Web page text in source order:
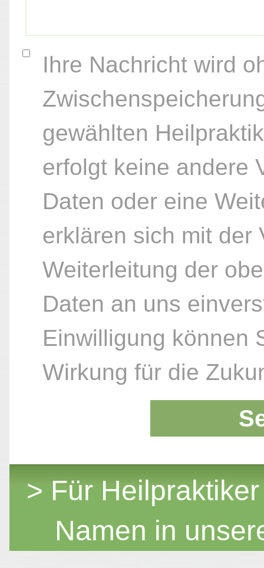
Ihre Nachricht wird
gewählten
erfolgt keine andere
Daten oder eine
erklären sich mit der
Weiterleitung der
Daten an uns
Einwilligung können
Wirkung für die
> Für
Namen in